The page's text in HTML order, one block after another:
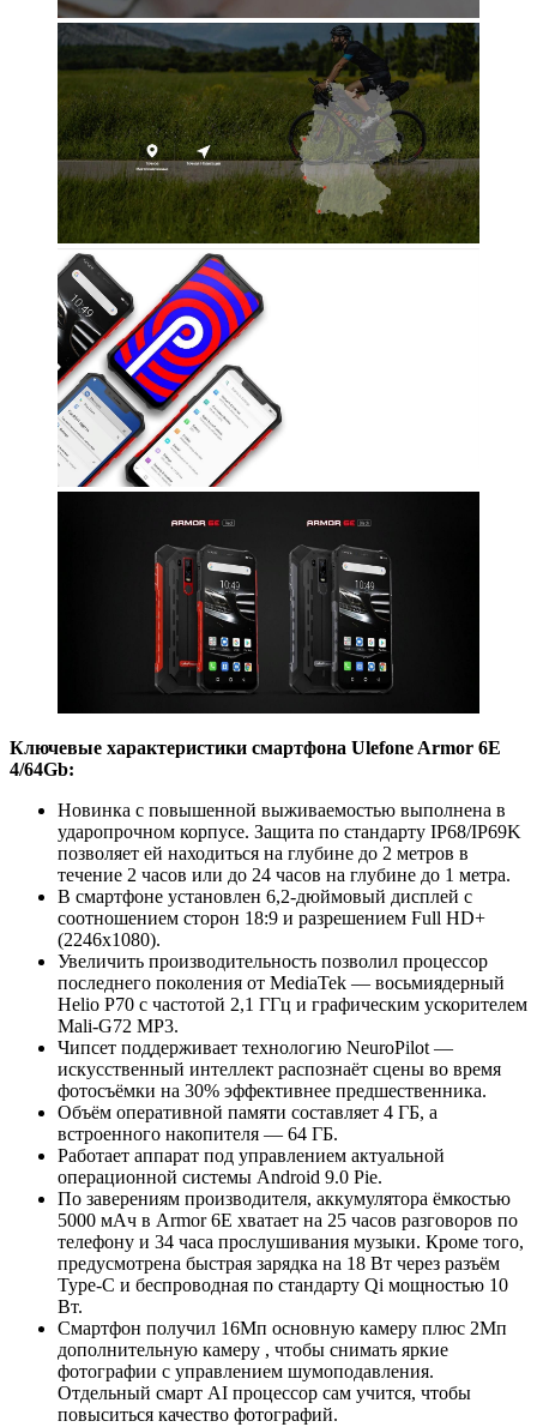
Ключевые характеристики смартфона Ulefone Armor 6E
4/64Gb:
Новинка с повышенной выживаемостью выполнена в
ударопрочном корпусе. Защита по стандарту IP68/IP69K
позволяет ей находиться на глубине до 2 метров в
течение 2 часов или до 24 часов на глубине до 1 метра.
В смартфоне установлен 6,2-дюймовый дисплей с
соотношением сторон 18:9 и разрешением Full HD+
(2246x1080).
Увеличить производительность позволил процессор
последнего поколения от MediaTek — восьмиядерный
Helio P70 с частотой 2,1 ГГц и графическим ускорителем
Mali-G72 MP3.
Чипсет поддерживает технологию NeuroPilot —
искусственный интеллект распознаёт сцены во время
фотосъёмки на 30% эффективнее предшественника.
Объём оперативной памяти составляет 4 ГБ, а
встроенного накопителя — 64 ГБ.
Работает аппарат под управлением актуальной
операционной системы Android 9.0 Pie.
По заверениям производителя, аккумулятора ёмкостью
5000 мАч в Armor 6E хватает на 25 часов разговоров по
телефону и 34 часа прослушивания музыки. Кроме того,
предусмотрена быстрая зарядка на 18 Вт через разъём
Type-C и беспроводная по стандарту Qi мощностью 10
Вт.
Смартфон получил 16Мп основную камеру плюс 2Мп
дополнительную камеру , чтобы снимать яркие
фотографии с управлением шумоподавления.
Отдельный смарт AI процессор сам учится, чтобы
повыситься качество фотографий.